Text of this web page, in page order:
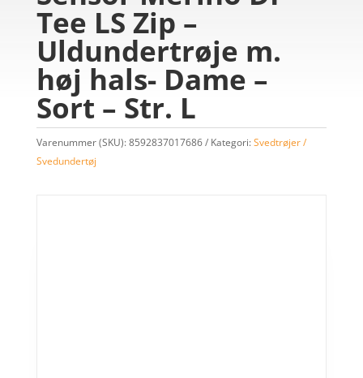
Tee LS Zip –
Uldundertrøje m.
høj hals- Dame –
Sort – Str. L
Varenummer (SKU):8592837017686 Kategori:Svedtrøjer /
Svedundertøj